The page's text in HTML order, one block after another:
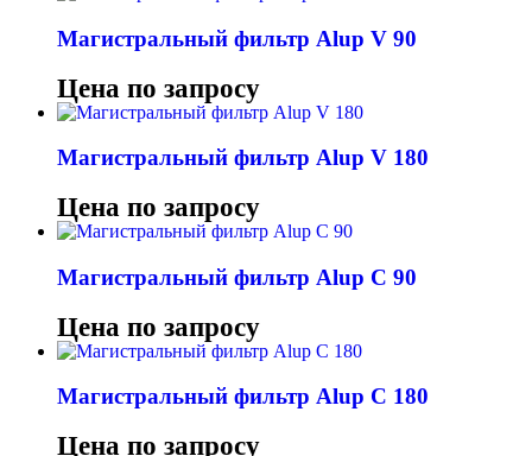
Магистральный фильтр Alup V 90
Цена по запросу
Магистральный фильтр Alup V 180
Цена по запросу
Магистральный фильтр Alup C 90
Цена по запросу
Магистральный фильтр Alup C 180
Цена по запросу